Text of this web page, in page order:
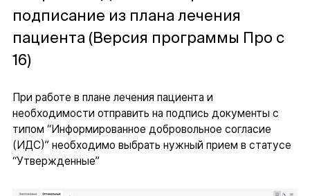
подписание из плана лечения
пациента (Версия программы Про с
16)
При работе в плане лечения пациента и
необходимости отправить на подпись документы с
типом “Информированное добровольное согласие
(ИДС)” необходимо выбрать нужный прием в статусе
“Утвержденные”